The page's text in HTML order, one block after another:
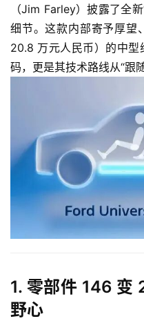
（Jim Farley）披露了全
细节。这款内部寄予厚望
20.8 万元人民币）的中
码，更是其技术路线从“跟
1. 零部件 146 变
野心